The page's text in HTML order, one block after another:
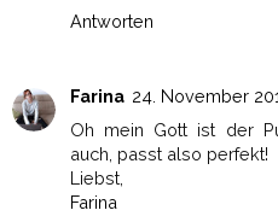
Antworten
Farina 24. November
Oh mein Gott ist der
auch, passt also perfekt!
Liebst,
Farina